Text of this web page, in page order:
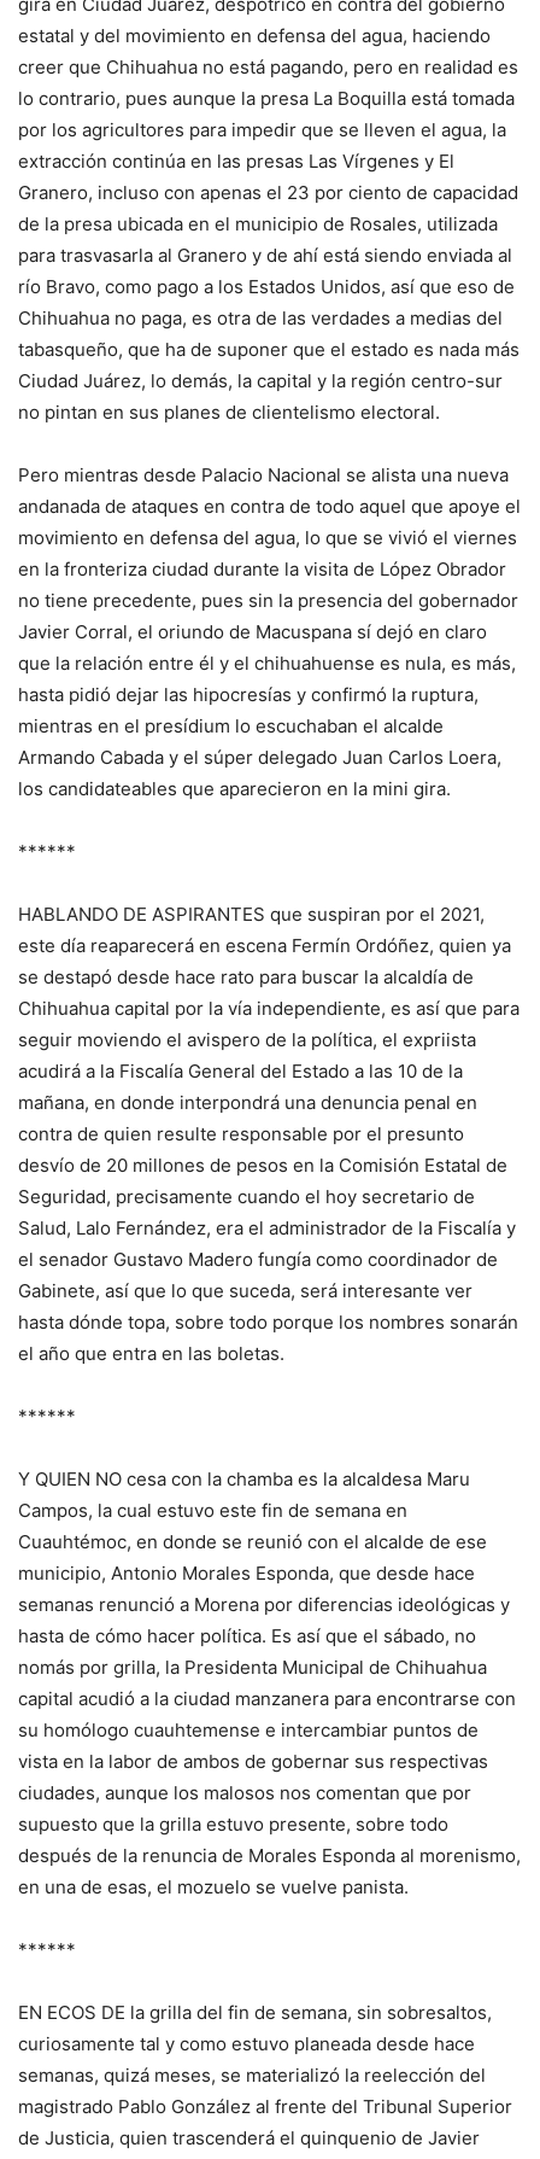
estatal y del movimiento en defensa del agua, haciendo
creer que Chihuahua no está pagando, pero en realidad es
lo contrario, pues aunque la presa La Boquilla está tomada
por los agricultores para impedir que se lleven el agua, la
extracción continúa en las presas Las Vírgenes y El
Granero, incluso con apenas el 23 por ciento de capacidad
de la presa ubicada en el municipio de Rosales, utilizada
para trasvasarla al Granero y de ahí está siendo enviada al
río Bravo, como pago a los Estados Unidos, así que eso de
Chihuahua no paga, es otra de las verdades a medias del
tabasqueño, que ha de suponer que el estado es nada más
Ciudad Juárez, lo demás, la capital y la región centro-sur
no pintan en sus planes de clientelismo electoral.
Pero mientras desde Palacio Nacional se alista una nueva
andanada de ataques en contra de todo aquel que apoye el
movimiento en defensa del agua, lo que se vivió el viernes
en la fronteriza ciudad durante la visita de López Obrador
no tiene precedente, pues sin la presencia del gobernador
Javier Corral, el oriundo de Macuspana sí dejó en claro
que la relación entre él y el chihuahuense es nula, es más,
hasta pidió dejar las hipocresías y confirmó la ruptura,
mientras en el presídium lo escuchaban el alcalde
Armando Cabada y el súper delegado Juan Carlos Loera,
los candidateables que aparecieron en la mini gira.
******
HABLANDO DE ASPIRANTES que suspiran por el 2021,
este día reaparecerá en escena Fermín Ordóñez, quien ya
se destapó desde hace rato para buscar la alcaldía de
Chihuahua capital por la vía independiente, es así que para
seguir moviendo el avispero de la política, el expriista
acudirá a la Fiscalía General del Estado a las 10 de la
mañana, en donde interpondrá una denuncia penal en
contra de quien resulte responsable por el presunto
desvío de 20 millones de pesos en la Comisión Estatal de
Seguridad, precisamente cuando el hoy secretario de
Salud, Lalo Fernández, era el administrador de la Fiscalía y
el senador Gustavo Madero fungía como coordinador de
Gabinete, así que lo que suceda, será interesante ver
hasta dónde topa, sobre todo porque los nombres sonarán
el año que entra en las boletas.
******
Y QUIEN NO cesa con la chamba es la alcaldesa Maru
Campos, la cual estuvo este fin de semana en
Cuauhtémoc, en donde se reunió con el alcalde de ese
municipio, Antonio Morales Esponda, que desde hace
semanas renunció a Morena por diferencias ideológicas y
hasta de cómo hacer política. Es así que el sábado, no
nomás por grilla, la Presidenta Municipal de Chihuahua
capital acudió a la ciudad manzanera para encontrarse con
su homólogo cuauhtemense e intercambiar puntos de
vista en la labor de ambos de gobernar sus respectivas
ciudades, aunque los malosos nos comentan que por
supuesto que la grilla estuvo presente, sobre todo
después de la renuncia de Morales Esponda al morenismo,
en una de esas, el mozuelo se vuelve panista.
******
EN ECOS DE la grilla del fin de semana, sin sobresaltos,
curiosamente tal y como estuvo planeada desde hace
semanas, quizá meses, se materializó la reelección del
magistrado Pablo González al frente del Tribunal Superior
de Justicia, quien trascenderá el quinquenio de Javier